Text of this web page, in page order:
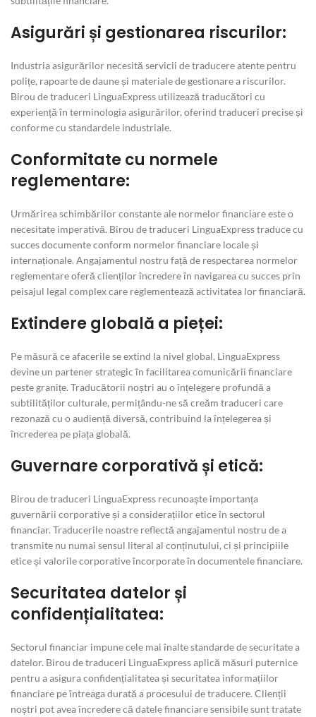
Asigurări și gestionarea riscurilor:
Industria asigurărilor necesită servicii de traducere atente pentru
polițe, rapoarte de daune și materiale de gestionare a riscurilor.
Birou de traduceri LinguaExpress utilizează traducători cu
experiență în terminologia asigurărilor, oferind traduceri precise și
conforme cu standardele industriale.
Conformitate cu normele
reglementare:
Urmărirea schimbărilor constante ale normelor financiare este o
necesitate imperativă. Birou de traduceri LinguaExpress traduce cu
succes documente conform normelor financiare locale și
internaționale. Angajamentul nostru față de respectarea normelor
reglementare oferă clienților încredere în navigarea cu succes prin
peisajul legal complex care reglementează activitatea lor financiară.
Extindere globală a pieței:
Pe măsură ce afacerile se extind la nivel global, LinguaExpress
devine un partener strategic în facilitarea comunicării financiare
peste granițe. Traducătorii noștri au o înțelegere profundă a
subtilităților culturale, permițându-ne să creăm traduceri care
rezonază cu o audiență diversă, contribuind la înțelegerea și
încrederea pe piața globală.
Guvernare corporativă și etică:
Birou de traduceri LinguaExpress recunoaște importanța
guvernării corporative și a considerațiilor etice în sectorul
financiar. Traducerile noastre reflectă angajamentul nostru de a
transmite nu numai sensul literal al conținutului, ci și principiile
etice și valorile corporative încorporate în documentele financiare.
Securitatea datelor și
confidențialitatea:
Sectorul financiar impune cele mai înalte standarde de securitate a
datelor. Birou de traduceri LinguaExpress aplică măsuri puternice
pentru a asigura confidențialitatea și securitatea informațiilor
financiare pe întreaga durată a procesului de traducere. Clienții
noștri pot avea încredere că datele financiare sensibile sunt tratate